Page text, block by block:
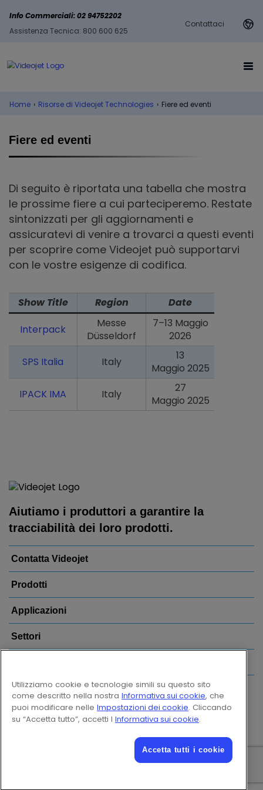
Info Commerciali: 02 94752202
Assistenza Tecnica: 800 600 625
Contattaci
Home › Risorse di Videojet Technologies › Fiere ed eventi
Fiere ed eventi
Di seguito è riportata una tabella che mostra
le prossime fiere a cui parteciperemo. Restate
sintonizzati per gli aggiornamenti e
assicuratevi di venire a trovarci a questi eventi
per scoprire come Videojet può supportarvi
con le vostre esigenze di codifica.
Show Title Region
Date
Interpack
Messe
Düsseldorf
7–13 Maggio
2026
SPS Italia
Italy
13
Maggio 2025
IPACK IMA
Italy
27
Maggio 2025
Aiutiamo i produttori a garantire la
tracciabilità dei loro prodotti.
Contatta Videojet
Prodotti
Applicazioni
Settori
© 2026 Videojet Technologies Inc.
Informativa sui cookie
Impostazioni cookie
Opportunità di lavoro – Ruoli
Utilizziamo cookie e tecnologie simili su questo sito
come descritto nella nostra Informativa sui cookie, che
puoi modificare nelle Impostazioni dei cookie. Cliccando
su “Accetta tutto”, accetti l Informativa sui cookie.
Accetta tutti i cookie